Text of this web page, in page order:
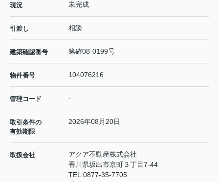
現況 未完成
引渡し 相談
建築確認番号 第確08-0199号
物件番号 104076216
管理コード -
取引条件の
有効期限
2026年08月20日
取扱会社
アクア不動産株式会社
香川県坂出市京町３丁目7-44
TEL:0877-35-7705